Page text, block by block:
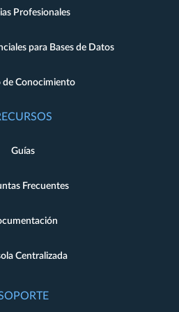
Profesionales
para Bases de Datos
de Conocimiento
Guías
Frecuentes
Centralizada